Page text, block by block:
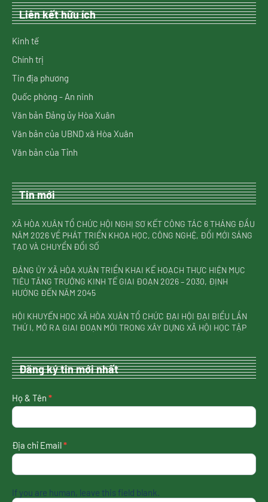
Liên kết hữu ích
Kinh tế
Chính trị
Tin địa phương
Quốc phòng - An ninh
Văn bản Đảng ủy Hòa Xuân
Văn bản của UBND xã Hòa Xuân
Văn bản của Tỉnh
Tin mới
XÃ HÒA XUÂN TỔ CHỨC HỘI NGHỊ SƠ KẾT CÔNG TÁC 6 THÁNG ĐẦU
NĂM 2026 VỀ PHÁT TRIỂN KHOA HỌC, CÔNG NGHỆ, ĐỔI MỚI SÁNG
TẠO VÀ CHUYỂN ĐỔI SỐ
ĐẢNG ỦY XÃ HÒA XUÂN TRIỂN KHAI KẾ HOẠCH THỰC HIỆN MỤC
TIÊU TĂNG TRƯỞNG KINH TẾ GIAI ĐOẠN 2026 – 2030, ĐỊNH
HƯỚNG ĐẾN NĂM 2045
HỘI KHUYẾN HỌC XÃ HÒA XUÂN TỔ CHỨC ĐẠI HỘI ĐẠI BIỂU LẦN
THỨ I, MỞ RA GIAI ĐOẠN MỚI TRONG XÂY DỰNG XÃ HỘI HỌC TẬP
Đăng ký tin mới nhất
nhận
tin
nhất
Họ & Tên *
Địa chỉ Email*
If you are human, leave this field blank.